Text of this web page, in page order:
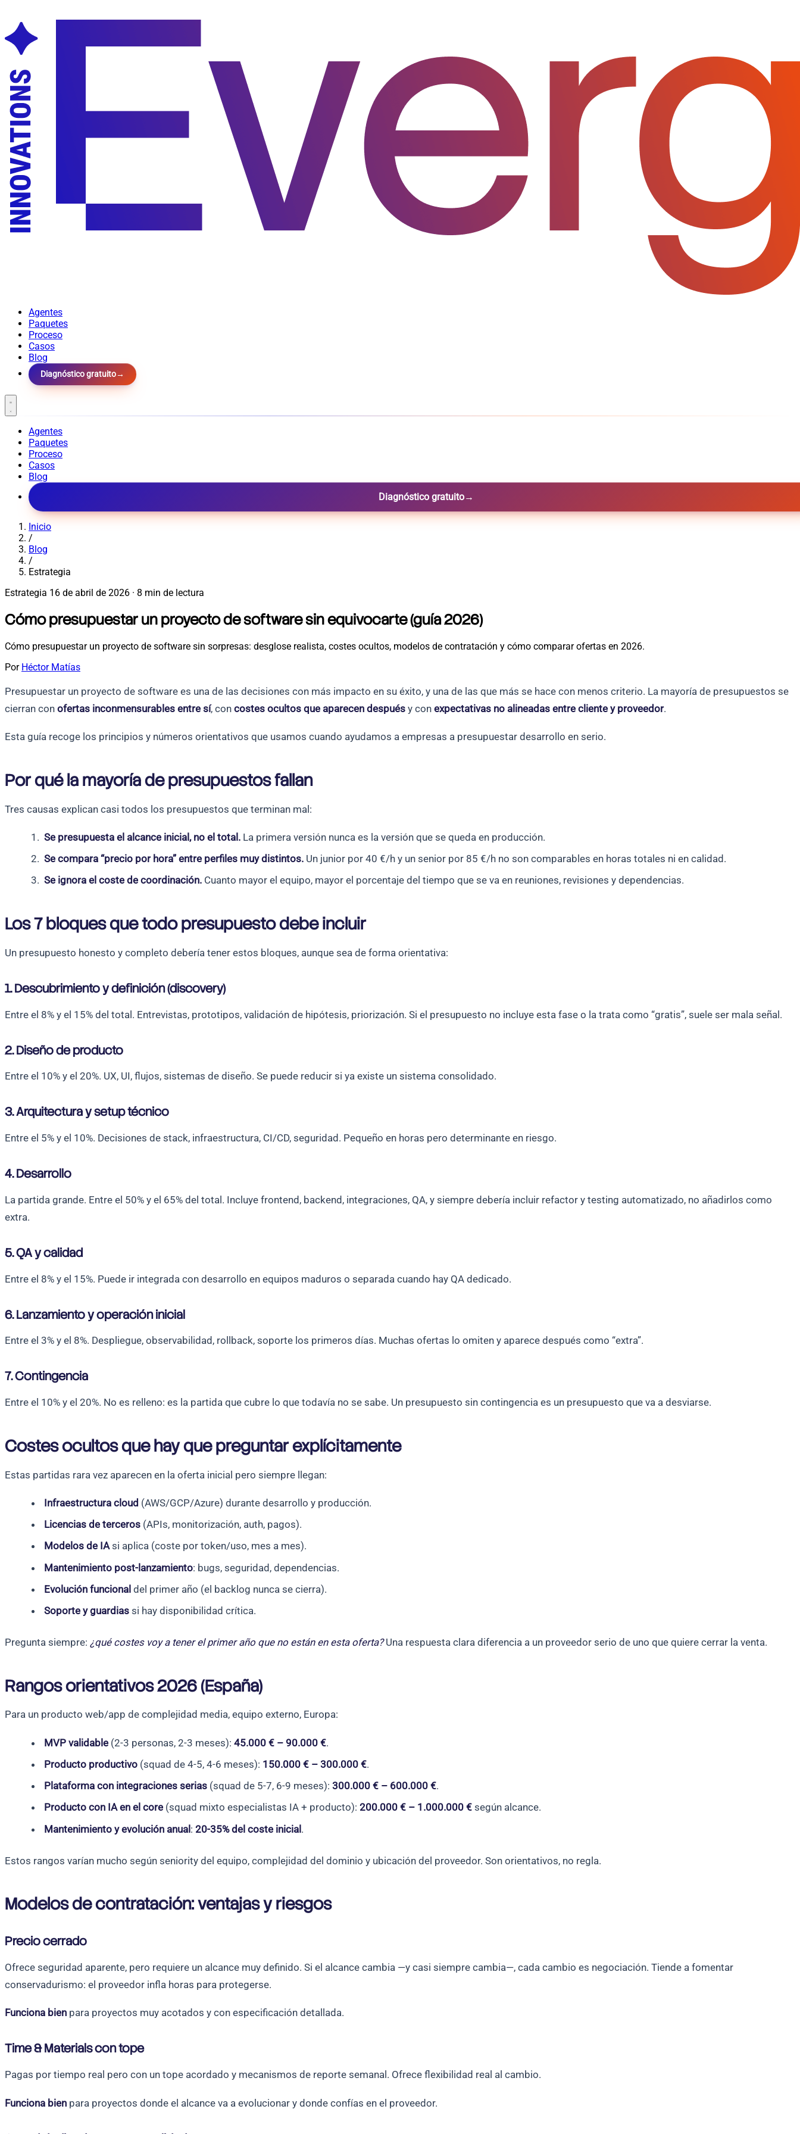
Agentes
Paquetes
Proceso
Casos
Blog
Diagnóstico gratuito→
Agentes
Paquetes
Proceso
Casos
Blog
Diagnóstico gratuito→
Inicio
/
Blog
/
Estrategia
Estrategia 16 de abril de 2026 · 8 min de lectura
Cómo presupuestar un proyecto de software sin equivocarte (guía 2026)
Cómo presupuestar un proyecto de software sin sorpresas: desglose realista, costes ocultos, modelos de contratación y cómo comparar ofertas en 2026.
Por Héctor Matías
Presupuestar un proyecto de software es una de las decisiones con más impacto en su éxito, y una de las que más se hace con menos criterio. La mayoría de presupuestos se
cierran con ofertas inconmensurables entre sí, con costes ocultos que aparecen después y con expectativas no alineadas entre cliente y proveedor.
Esta guía recoge los principios y números orientativos que usamos cuando ayudamos a empresas a presupuestar desarrollo en serio.
Por qué la mayoría de presupuestos fallan
Tres causas explican casi todos los presupuestos que terminan mal:
Se presupuesta el alcance inicial, no el total. La primera versión nunca es la versión que se queda en producción.
Se compara “precio por hora” entre perfiles muy distintos. Un junior por 40 €/h y un senior por 85 €/h no son comparables en horas totales ni en calidad.
Se ignora el coste de coordinación. Cuanto mayor el equipo, mayor el porcentaje del tiempo que se va en reuniones, revisiones y dependencias.
Los 7 bloques que todo presupuesto debe incluir
Un presupuesto honesto y completo debería tener estos bloques, aunque sea de forma orientativa:
1. Descubrimiento y definición (discovery)
Entre el 8% y el 15% del total. Entrevistas, prototipos, validación de hipótesis, priorización. Si el presupuesto no incluye esta fase o la trata como “gratis”, suele ser mala señal.
2. Diseño de producto
Entre el 10% y el 20%. UX, UI, flujos, sistemas de diseño. Se puede reducir si ya existe un sistema consolidado.
3. Arquitectura y setup técnico
Entre el 5% y el 10%. Decisiones de stack, infraestructura, CI/CD, seguridad. Pequeño en horas pero determinante en riesgo.
4. Desarrollo
La partida grande. Entre el 50% y el 65% del total. Incluye frontend, backend, integraciones, QA, y siempre debería incluir refactor y testing automatizado, no añadirlos como
extra.
5. QA y calidad
Entre el 8% y el 15%. Puede ir integrada con desarrollo en equipos maduros o separada cuando hay QA dedicado.
6. Lanzamiento y operación inicial
Entre el 3% y el 8%. Despliegue, observabilidad, rollback, soporte los primeros días. Muchas ofertas lo omiten y aparece después como “extra”.
7. Contingencia
Entre el 10% y el 20%. No es relleno: es la partida que cubre lo que todavía no se sabe. Un presupuesto sin contingencia es un presupuesto que va a desviarse.
Costes ocultos que hay que preguntar explícitamente
Estas partidas rara vez aparecen en la oferta inicial pero siempre llegan:
Infraestructura cloud (AWS/GCP/Azure) durante desarrollo y producción.
Licencias de terceros (APIs, monitorización, auth, pagos).
Modelos de IAsi aplica (coste por token/uso, mes a mes).
Mantenimiento post-lanzamiento: bugs, seguridad, dependencias.
Evolución funcional del primer año (el backlog nunca se cierra).
Soporte y guardias si hay disponibilidad crítica.
Pregunta siempre: ¿qué costes voy a tener el primer año que no están en esta oferta?Una respuesta clara diferencia a un proveedor serio de uno que quiere cerrar la venta.
Rangos orientativos 2026 (España)
Para un producto web/app de complejidad media, equipo externo, Europa:
MVP validable (2-3 personas, 2-3 meses):45.000 € – 90.000 €.
Producto productivo (squad de 4-5, 4-6 meses): 150.000 € – 300.000 €.
Plataforma con integraciones serias (squad de 5-7, 6-9 meses):300.000 € – 600.000 €.
Producto con IA en el core (squad mixto especialistas IA + producto):200.000 € – 1.000.000 € según alcance.
Mantenimiento y evolución anual:20-35% del coste inicial.
Estos rangos varían mucho según seniority del equipo, complejidad del dominio y ubicación del proveedor. Son orientativos, no regla.
Modelos de contratación: ventajas y riesgos
Precio cerrado
Ofrece seguridad aparente, pero requiere un alcance muy definido. Si el alcance cambia —y casi siempre cambia—, cada cambio es negociación. Tiende a fomentar
conservadurismo: el proveedor infla horas para protegerse.
Funciona bien para proyectos muy acotados y con especificación detallada.
Time & Materials con tope
Pagas por tiempo real pero con un tope acordado y mecanismos de reporte semanal. Ofrece flexibilidad real al cambio.
Funciona bien para proyectos donde el alcance va a evolucionar y donde confías en el proveedor.